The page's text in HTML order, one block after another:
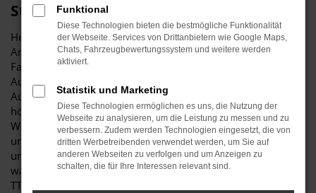
Stiglmayr
Herzlich willkommen bei Autohaus Stiglmayr – Ihre erste
Anlaufstelle für exzellente Audi TT Gebrauchtwagen
Fahrzeuge für Aichach und Umgebung! Unser renommiertes
Autohaus ist stolz darauf, Ihnen eine herausragende
Auswahl an Audi TT Gebrauchtwagen zu präsentieren, die
höchste Standards in Sachen Qualität und Leistung erfüllen.
Wir sind seit Jahren Ihr vertrauenswürdiger Partner, wenn es
um erstklassige Automobile geht. Erfahren Sie mehr über
unsere beeindruckende Audi TT Gebrauchtwagen Flotte und
warum Autohaus Stiglmayr die bevorzugte Adresse für Audi
TT Gebrauchtwagen Liebhaber ist.
Funktional
Diese Technologien bieten die bestmögliche Funktionalität
der Webseite. Services von Drittanbietern wie Google Maps,
Chats, Fahrzeugbewertungssystem und weitere werden
aktiviert.
Statistik und Marketing
Diese Technologien ermöglichen es uns, die Nutzung der
Webseite zu analysieren, um die Leistung zu messen und zu
verbessern. Zudem werden Technologien eingesetzt, die von
dritten Werbetreibenden verwendet werden, um Sie auf
anderen Webseiten zu verfolgen und um Anzeigen zu
schalten, die für Ihre Interessen relevant sind.